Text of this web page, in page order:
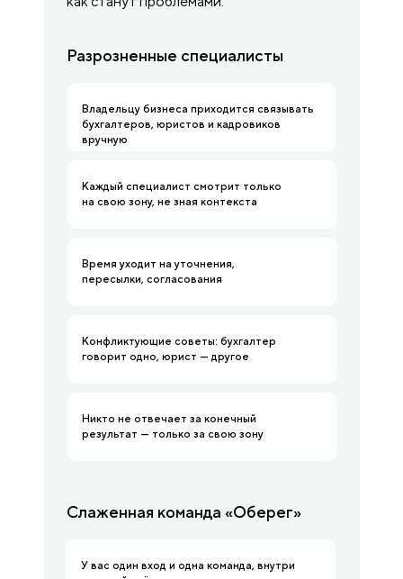
Разрозненные специалисты
Слаженная команда «Оберег»
Владельцу бизнеса приходится связывать
бухгалтеров, юристов и кадровиков
вручную
Каждый специалист смотрит только
на свою зону, не зная контекста
Конфликтующие советы: бухгалтер
говорит одно, юрист — другое
Время уходит на уточнения,
пересылки, согласования
У вас один вход и одна команда, внутри
Никто не отвечает за конечный
результат — только за свою зону